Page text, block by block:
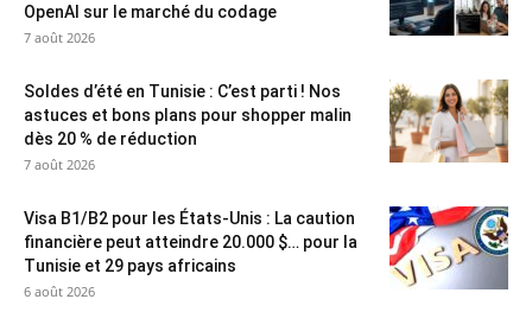
OpenAI sur le marché du codage
7 août 2026
Soldes d’été en Tunisie : C’est parti ! Nos
astuces et bons plans pour shopper malin
dès 20 % de réduction
7 août 2026
Visa B1/B2 pour les États-Unis : La caution
financière peut atteindre 20.000 $… pour la
Tunisie et 29 pays africains
6 août 2026